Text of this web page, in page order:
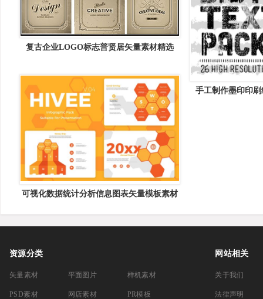
复古企业LOGO标志普贤居矢量素材精选
手工制作墨印印刷
可视化数据统计分析信息图表矢量模板素材
资源分类
矢量素材
PSD素材
平面图片
网店素材
样机素材
PR模板
网站相关
关于我们
法律声明